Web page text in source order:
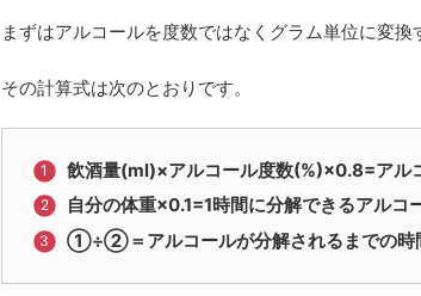
まずはアルコールを度数ではなくグラム単位に変換
その計算式は次のとおりです。
飲酒量(ml)×アルコール度数(%)×0.8=アル
自分の体重×0.1=1時間に分解できるアルコ
①÷②＝アルコールが分解されるまでの時